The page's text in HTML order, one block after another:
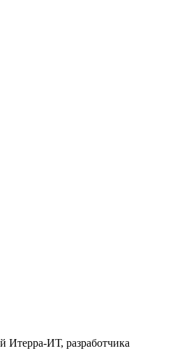
Итерра-ИТ, разработчика